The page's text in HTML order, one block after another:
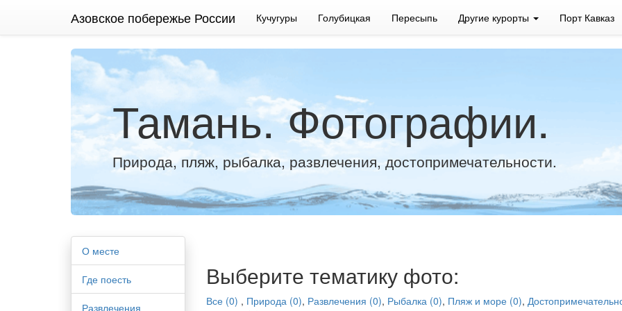
Азовское побережье России Кучугуры Голубицкая Пересыпь Другие курорты Порт Кавказ
Тамань. Фотографии.
Природа, пляж, рыбалка, развлечения, достопримечательности.
О месте
Где поесть
Развлечения
Выберите тематику фото:
Все (0) , Природа (0), Развлечения (0), Рыбалка (0), Пляж и море (0),